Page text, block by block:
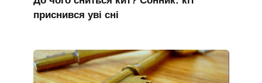
приснився уві сні